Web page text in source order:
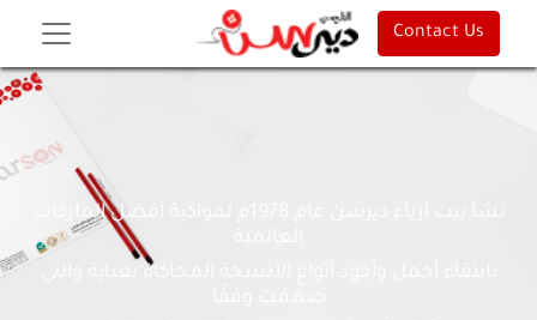
Contact Us
نشأ بيت أزياء ديرسن عام 1978م لمواكبة أفضل الماركات
بانتقاء أجمل وأجود أنواع الأنسجة المحاكاة بعناية والتي